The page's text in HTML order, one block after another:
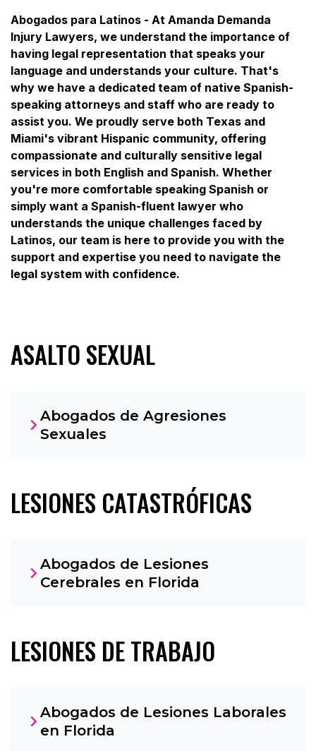
Abogados para Latinos - At Amanda Demanda
Injury Lawyers, we understand the importance of
having legal representation that speaks your
language and understands your culture. That's
why we have a dedicated team of native Spanish-
speaking attorneys and staff who are ready to
assist you. We proudly serve both Texas and
Miami's vibrant Hispanic community, offering
compassionate and culturally sensitive legal
services in both English and Spanish. Whether
you're more comfortable speaking Spanish or
simply want a Spanish-fluent lawyer who
understands the unique challenges faced by
Latinos, our team is here to provide you with the
support and expertise you need to navigate the
legal system with confidence.
ASALTO SEXUAL
Abogados de Agresiones
Sexuales
LESIONES CATASTRÓFICAS
Abogados de Lesiones
Cerebrales en Florida
LESIONES DE TRABAJO
Abogados de Lesiones Laborales
en Florida